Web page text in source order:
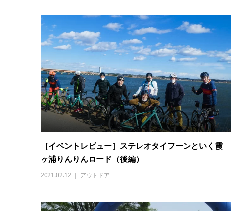
［イベントレビュー］ステレオタイフーンといく霞
ヶ浦りんりんロード（後編）
2021.02.12 アウトドア